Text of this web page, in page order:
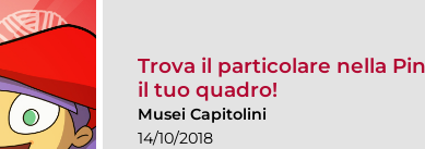
Trova il particolare nella
il tuo quadro!
Musei Capitolini
14/10/2018